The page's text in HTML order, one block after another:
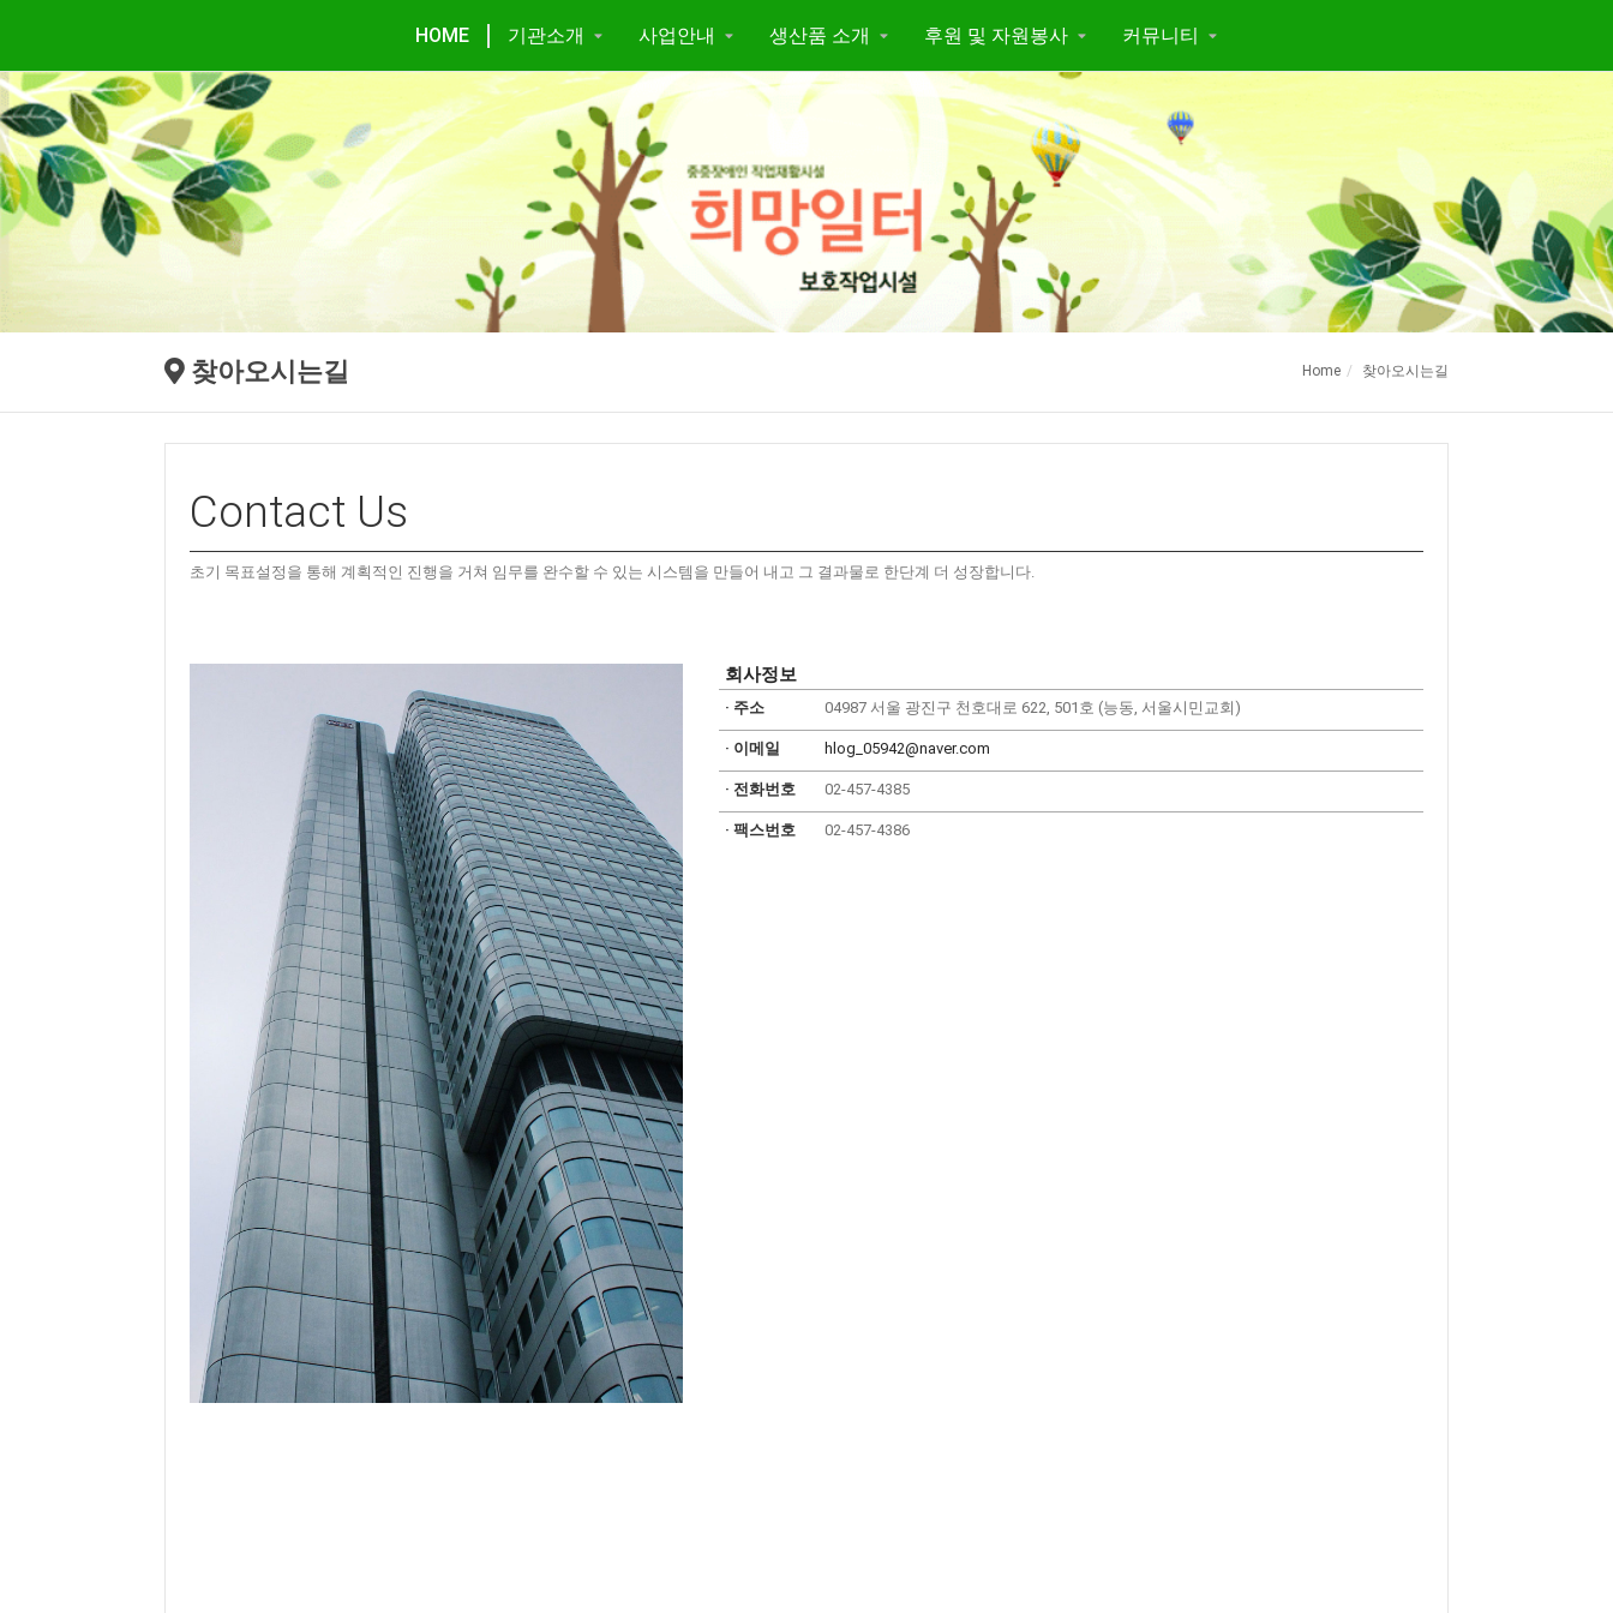
HOME 기관소개 사업안내 생산품 소개 후원 및 자원봉사 커뮤니티
찾아오시는길 Home 찾아오시는길
Contact Us
초기 목표설정을 통해 계획적인 진행을 거쳐 임무를 완수할 수 있는 시스템을 만들어 내고 그 결과물로 한단계 더 성장합니다.
회사정보
· 주소 04987 서울 광진구 천호대로 622, 501호 (능동, 서울시민교회)
· 이메일 hlog_05942@naver.com
· 전화번호 02-457-4385
· 팩스번호 02-457-4386